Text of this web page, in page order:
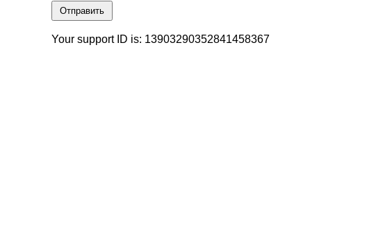
Отправить
Your support ID is: 13903290352841458367